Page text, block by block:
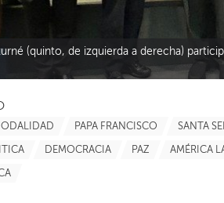
(quinto, de izquierda a derecha)
PAPA FRANCISCO SANTA
DEMOCRACIA PAZ AMÉRICA